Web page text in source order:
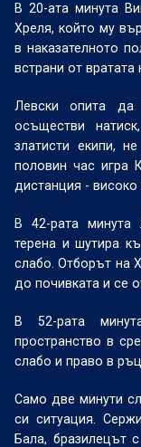
В 20-ата минута
Хреля, който му
в наказателното
встрани от вратата
Левски опита
осъществи
златисти екипи,
половин час игра
дистанция - високо
В 42-рата минута
терена и шутира
слабо. Отборът на
до почивката и се
В 52-рата
пространство в
слабо и право в
Само две минути
си ситуация.
Бала, бразилецът